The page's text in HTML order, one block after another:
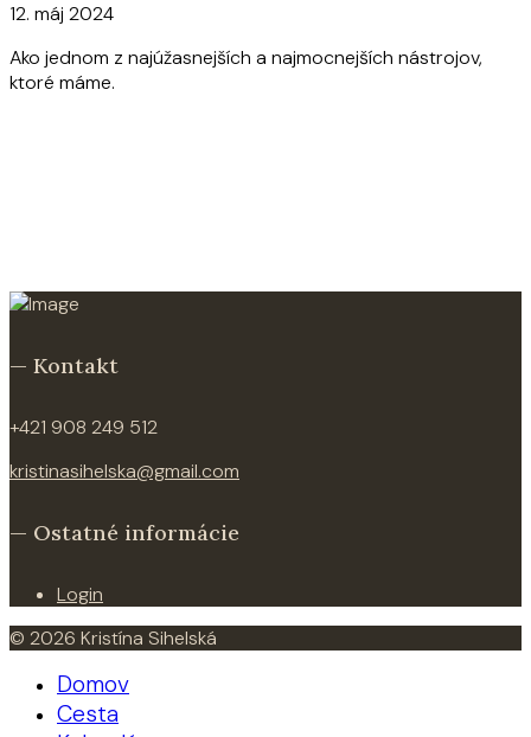
12. máj 2024
Ako jednom z najúžasnejších a najmocnejších nástrojov,
ktoré máme.
— Kontakt
+421 908 249 512
kristinasihelska@gmail.com
— Ostatné informácie
Login
© 2026 Kristína Sihelská
Domov
Cesta